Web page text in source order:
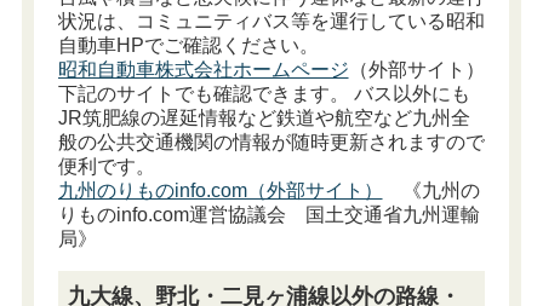
状況は、コミュニティバス等を運行している昭和
自動車HPでご確認ください。
昭和自動車株式会社ホームページ （外部サイト）
下記のサイトでも確認できます。 バス以外にも
JR筑肥線の遅延情報など鉄道や航空など九州全
般の公共交通機関の情報が随時更新されますので
便利です。
九州のりものinfo.com（外部サイト）
《九州の
りものinfo.com運営協議会 国土交通省九州運輸
局》
九大線、野北・二見ヶ浦線以外の路線・